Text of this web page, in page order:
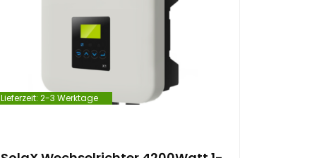
Lieferzeit: 2-3 Werktage